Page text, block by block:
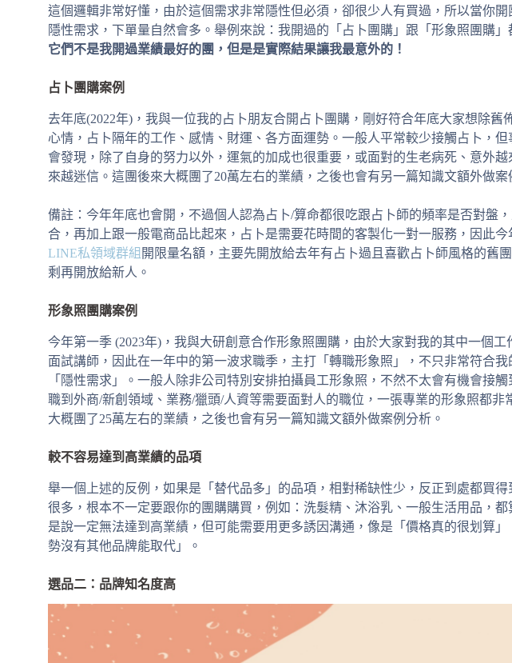
這個邏輯非常好懂，由於這個需求非常隱性但必須，卻很少人有買過，所以當你開
隱性需求，下單量自然會多。舉例來說：我開過的「占卜團購」跟「形象照團購」
它們不是我開過業績最好的團，但是是實際結果讓我最意外的！
占卜團購案例
去年底(2022年)，我與一位我的占卜朋友合開占卜團購，剛好符合年底大家想除舊
心情，占卜隔年的工作、感情、財運、各方面運勢。一般人平常較少接觸占卜，
會發現，除了自身的努力以外，運氣的加成也很重要，或面對的生老病死、意外
來越迷信。這團後來大概團了20萬左右的業績，之後也會有另一篇知識文額外做案
備註：今年年底也會開，不過個人認為占卜/算命都很吃跟占卜師的頻率是否對盤
合，再加上跟一般電商品比起來，占卜是需要花時間的客製化一對一服務，因此今
LINE私領域群組 開限量名額，主要先開放給去年有占卜過且喜歡占卜師風格的舊
剩再開放給新人。
形象照團購案例
今年第一季 (2023年)，我與大研創意合作形象照團購，由於大家對我的其中一個工
面試講師，因此在一年中的第一波求職季，主打「轉職形象照」，不只非常符合
「隱性需求」。一般人除非公司特別安排拍攝員工形象照，不然不太會有機會接
職到外商/新創領域、業務/獵頭/人資等需要面對人的職位，一張專業的形象照都非
大概團了25萬左右的業績，之後也會有另一篇知識文額外做案例分析。
較不容易達到高業績的品項
舉一個上述的反例，如果是「替代品多」的品項，相對稀缺性少，反正到處都買
很多，根本不一定要跟你的團購購買，例如：洗髮精、沐浴乳、一般生活用品，都
是說一定無法達到高業績，但可能需要用更多誘因溝通，像是「價格真的很划算
勢沒有其他品牌能取代」。
選品二：品牌知名度高